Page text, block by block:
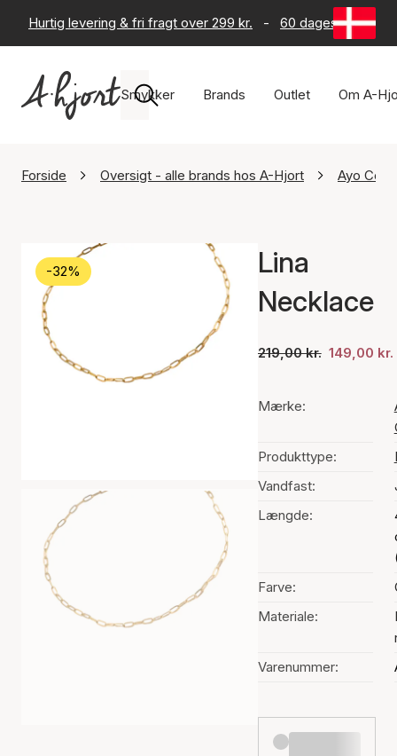
Hurtig levering & fri fragt over 299 kr. - 60 dages returret
Smykker Brands Outlet Om A-
Forside Oversigt - alle brands hos A-Hjort Ayo
-32%
Lina
Necklace
219,00 kr. 149,00 kr.
Mærke:
Produkttype:
Vandfast:
Længde:
Farve:
Materiale:
Varenummer: